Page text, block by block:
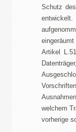
Schutz
Artikel
welchem
vorherige